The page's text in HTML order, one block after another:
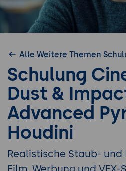
Alle Weitere Themen
Schulung
Dust &
Advanced
Houdini
Realistische Staub-
Film, Werbung und